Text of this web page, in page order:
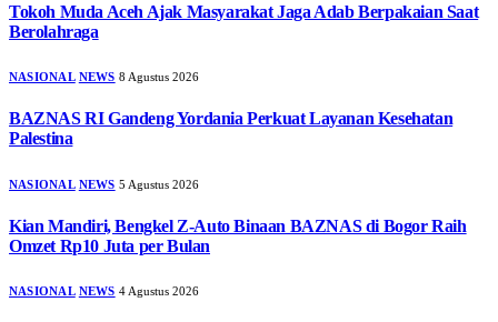
Tokoh Muda Aceh Ajak Masyarakat Jaga Adab Berpakaian Saat
Berolahraga
NASIONAL NEWS 8 Agustus 2026
BAZNAS RI Gandeng Yordania Perkuat Layanan Kesehatan
Palestina
NASIONAL NEWS 5 Agustus 2026
Kian Mandiri, Bengkel Z-Auto Binaan BAZNAS di Bogor Raih
Omzet Rp10 Juta per Bulan
NASIONAL NEWS 4 Agustus 2026